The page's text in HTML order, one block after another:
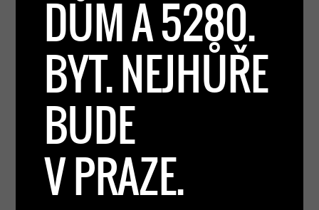
DŮM A 5280.
BYT. NEJHŮŘE
BUDE
V PRAZE.